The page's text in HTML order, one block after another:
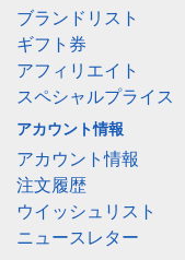
ブランドリスト
ギフト券
アフィリエイト
スペシャルプライス
アカウント情報
アカウント情報
注文履歴
ウイッシュリスト
ニュースレター